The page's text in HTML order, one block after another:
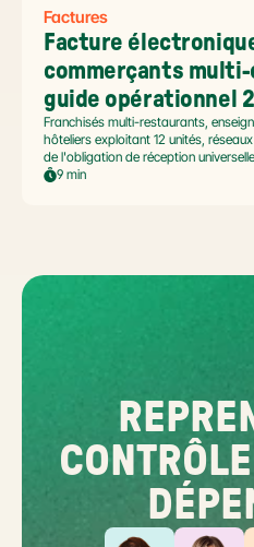
Factures
Facture
commerçants
guide opérationnel
Franchisés multi-restaurants,
hôteliers exploitant 12 unités,
de l'obligation de réception
commerçants multi-établissement
9 min